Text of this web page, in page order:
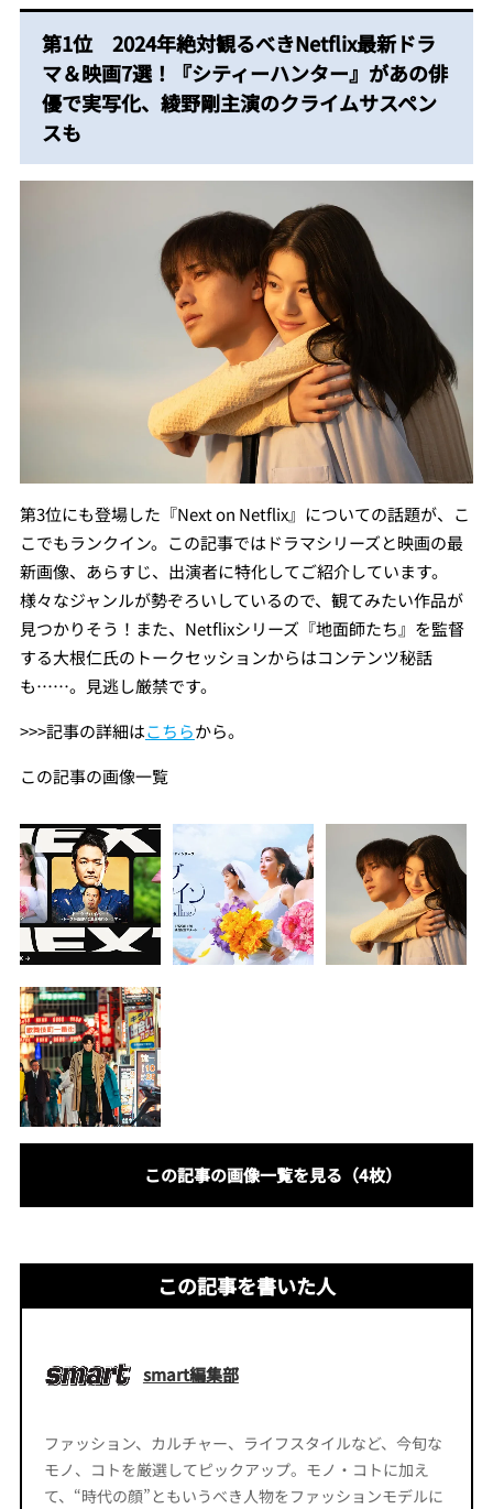
第1位 2024年絶対観るべきNetflix最新ドラ
マ＆映画7選！『シティーハンター』があの俳
優で実写化、綾野剛主演のクライムサスペン
スも
第3位にも登場した『Next on Netflix』についての話題が、こ
こでもランクイン。この記事ではドラマシリーズと映画の最
新画像、あらすじ、出演者に特化してご紹介しています。
様々なジャンルが勢ぞろいしているので、観てみたい作品が
見つかりそう！また、Netflixシリーズ『地面師たち』を監督
する大根仁氏のトークセッションからはコンテンツ秘話
も……。見逃し厳禁です。
>>>記事の詳細はこちらから。
この記事の画像一覧
この記事の画像一覧を見る（4枚）
この記事を書いた人
smart編集部
ファッション、カルチャー、ライフスタイルなど、今旬な
モノ、コトを厳選してピックアップ。モノ・コトに加え
て、“時代の顔”ともいうべき人物をファッションモデルに